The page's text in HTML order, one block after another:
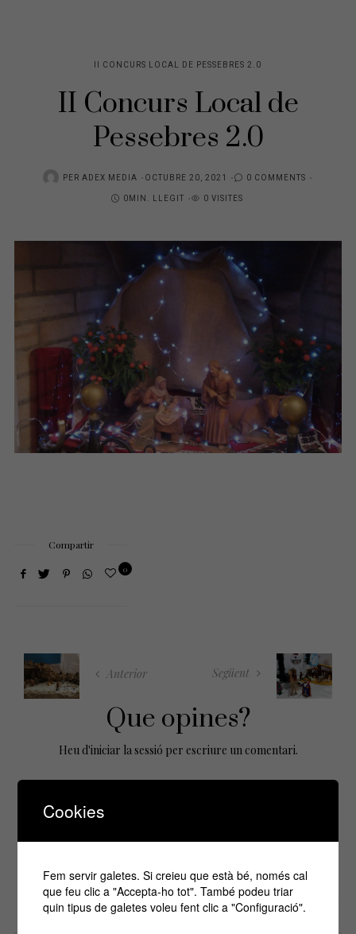
II CONCURS LOCAL DE PESSEBRES 2.0
II Concurs Local de
Pessebres 2.0
PER ADEX MEDIA
POSTED
ON
OCTUBRE 20, 2021
0 COMMENTS
0MIN. LLEGIT
0 VISITES
Compartir
0
Anterior Següent
Que opines?
Heu d'iniciar la sessió per escriure un comentari.
Si vols estar informa't de tots els
esdeveniments, inscriu-te amb el teu email al
nostre butlletí!
Cookies
Fem servir galetes. Si creieu que està bé, només cal
que feu clic a "Accepta-ho tot". També podeu triar
quin tipus de galetes voleu fent clic a "Configuració".